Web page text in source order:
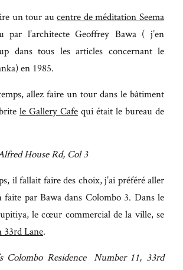
un tour aucentre de méditation Seema
par l’architecte Geoffrey Bawa ( j’en
dans tous les articles concernant le
en 1985.
allez faire un tour dans le bâtiment
le Gallery Cafe qui était le bureau de
House Rd, Col 3
il fallait faire des choix, j’ai préféré aller
par Bawa dans Colombo 3. Dans le
le cœur commercial de la ville, se
33rd Lane.
Colombo Residence Number 11, 33rd